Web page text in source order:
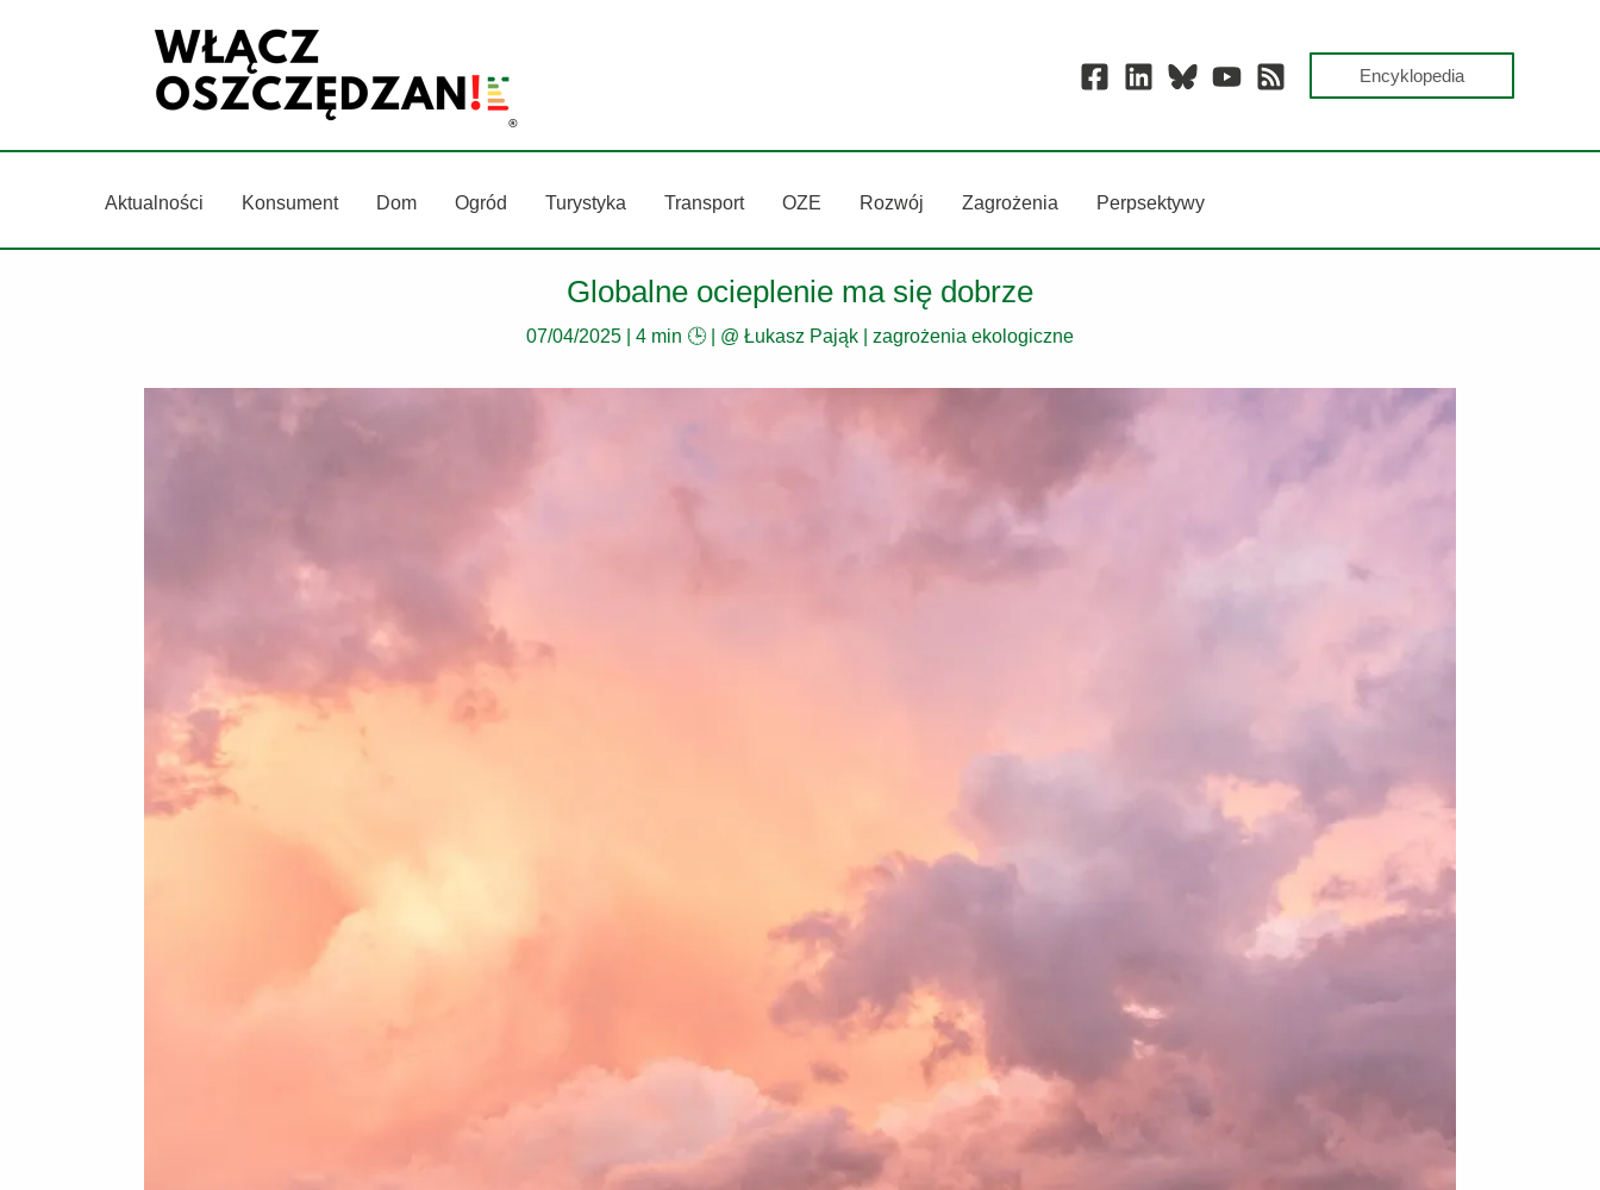
Encyklopedia
Aktualności Konsument Dom Ogród Turystyka Transport OZE Rozwój Zagrożenia Perpsektywy
Globalne ocieplenie ma się dobrze
07/04/2025 4 min 🕒 | @ Łukasz Pająk zagrożenia ekologiczne